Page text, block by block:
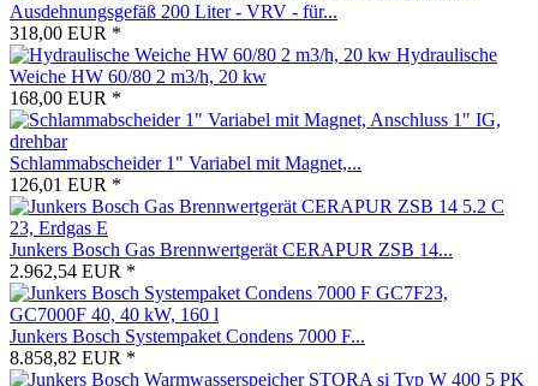
Ausdehnungsgefäß 200 Liter - VRV - für...
318,00 EUR *
Hydraulische
Weiche HW 60/80 2 m3/h, 20 kw
168,00 EUR *
Schlammabscheider 1" Variabel mit Magnet,...
126,01 EUR *
Junkers Bosch Gas Brennwertgerät CERAPUR ZSB 14...
2.962,54 EUR *
Junkers Bosch Systempaket Condens 7000 F...
8.858,82 EUR *